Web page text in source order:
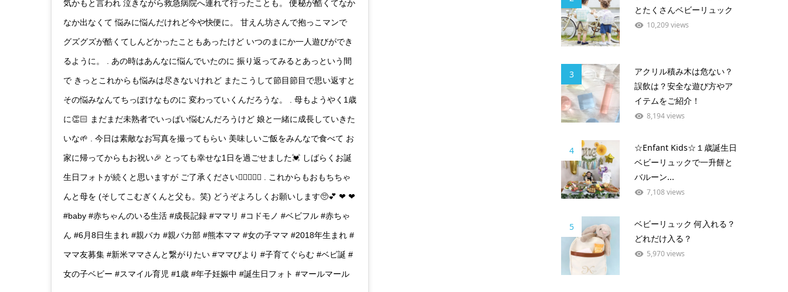
気かもと言われ 泣きながら救急病院へ連れて行ったことも。 便秘が酷くてなか
なか出なくて 悩みに悩んだけれど今や快便に。 甘えん坊さんで抱っこマンで
グズグズが酷くてしんどかったこともあったけど いつのまにか一人遊びができ
るように。 . あの時はあんなに悩んでいたのに 振り返ってみるとあっという間
で きっとこれからも悩みは尽きないけれど またこうして節目節目で思い返すと
その悩みなんてちっぽけなものに 変わっていくんだろうな。 . 母もようやく1歳
に👏🏻 まだまだ未熟者でいっぱい悩むんだろうけど 娘と一緒に成長していきた
いな🌱 . 今日は素敵なお写真を撮ってもらい 美味しいご飯をみんなで食べて お
家に帰ってからもお祝い🎉 とっても幸せな1日を過ごせました💓 しばらくお誕
生日フォトが続くと思いますが ご了承ください🙇🏻‍♀️✨✨ . これからもおもちちゃ
んと母を (そしてこむぎくんと父も。笑) どうぞよろしくお願いします🥺💕 ❤︎ ❤︎
#baby #赤ちゃんのいる生活 #成長記録 #ママリ #コドモノ #ベビフル #赤ちゃ
ん #6月8日生まれ #親バカ #親バカ部 #熊本ママ #女の子ママ #2018年生まれ #
ママ友募集 #新米ママさんと繋がりたい #ママびより #子育てぐらむ #ベビ誕 #
女の子ベビー #スマイル育児 #1歳 #年子妊娠中 #誕生日フォト #マールマール
とたくさんベビーリュック
10,209 views
3
アクリル積み木は危ない？
誤飲は？安全な遊び方やア
イテムをご紹介！
8,194 views
4
☆Enfant Kids☆１歳誕生日
ベビーリュックで一升餅と
バルーン...
7,108 views
5
ベビーリュック 何入れる？
どれだけ入る？
5,970 views